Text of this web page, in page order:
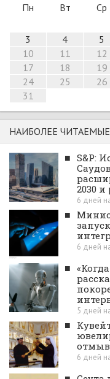
Пн Вт Ср
3
4 5
10
11 12
17
18 19
24
25 26
31
НАИБОЛЕЕ ЧИТАЕМЫЕ
■ S&P:
2030
6 дней
■
6 дней
■
5 дней
■
6 дней